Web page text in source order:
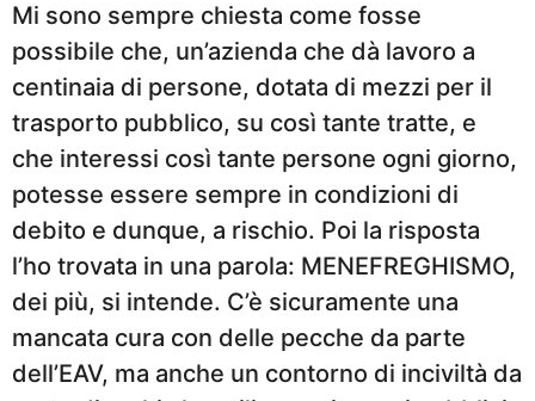
Mi sono sempre chiesta come fosse
possibile che, un’azienda che dà lavoro a
centinaia di persone, dotata di mezzi per il
trasporto pubblico, su così tante tratte, e
che interessi così tante persone ogni giorno,
potesse essere sempre in condizioni di
debito e dunque, a rischio. Poi la risposta
l’ho trovata in una parola: MENEFREGHISMO,
dei più, si intende. C’è sicuramente una
mancata cura con delle pecche da parte
dell’EAV, ma anche un contorno di inciviltà da